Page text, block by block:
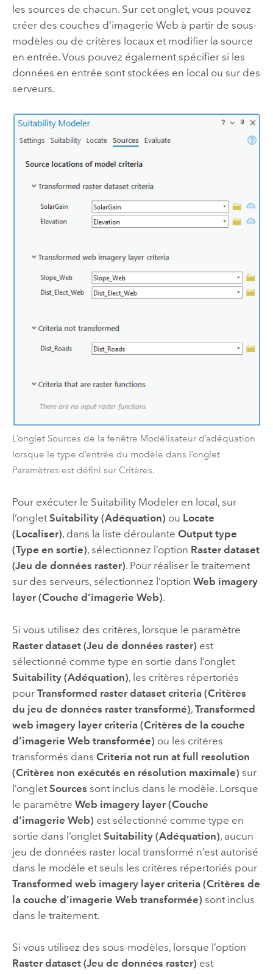
les sources de chacun. Sur cet onglet, vous pouvez
créer des couches d’imagerie Web à partir de sous-
modèles ou de critères locaux et modifier la source
en entrée. Vous pouvez également spécifier si les
données en entrée sont stockées en local ou sur des
serveurs.
L’onglet Sources de la fenêtre Modélisateur d’adéquation
lorsque le type d’entrée du modèle dans l’onglet
Paramètres est défini sur Critères.
Pour exécuter le Suitability Modeleren local, sur
l’onglet Suitability (Adéquation) ou Locate
(Localiser), dans la liste déroulante Output type
(Type en sortie), sélectionnez l’option Raster dataset
(Jeu de données raster). Pour réaliser le traitement
sur des serveurs, sélectionnez l’option Web imagery
layer (Couche d’imagerie Web).
Si vous utilisez des critères, lorsque le paramètre
Raster dataset (Jeu de données raster) est
sélectionné comme type en sortie dans l’onglet
Suitability (Adéquation), les critères répertoriés
pour Transformed raster dataset criteria (Critères
du jeu de données raster transformé), Transformed
web imagery layer criteria (Critères de la couche
d’imagerie Web transformée) ou les critères
transformés dans Criteria not run at full resolution
(Critères non exécutés en résolution maximale) sur
l’onglet Sources sont inclus dans le modèle. Lorsque
le paramètre Web imagery layer (Couche
d’imagerie Web) est sélectionné comme type en
sortie dans l’onglet Suitability (Adéquation), aucun
jeu de données raster local transformé n’est autorisé
dans le modèle et seuls les critères répertoriés pour
Transformed web imagery layer criteria (Critères de
la couche d’imagerie Web transformée) sont inclus
dans le traitement.
Si vous utilisez des sous-modèles, lorsque l’option
Raster dataset (Jeu de données raster) est